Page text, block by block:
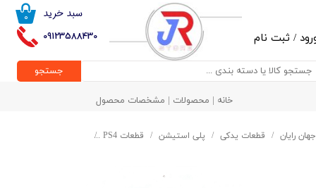
09123588430
۰ سبد خرید
/ ثبت نام
حساب کاربری من
تغییر گذر واژه
جستجو
خانه | محصولات | مشخصات محصول
جهان رایان قطعات یدکی پلی استیشن قطعات PS4